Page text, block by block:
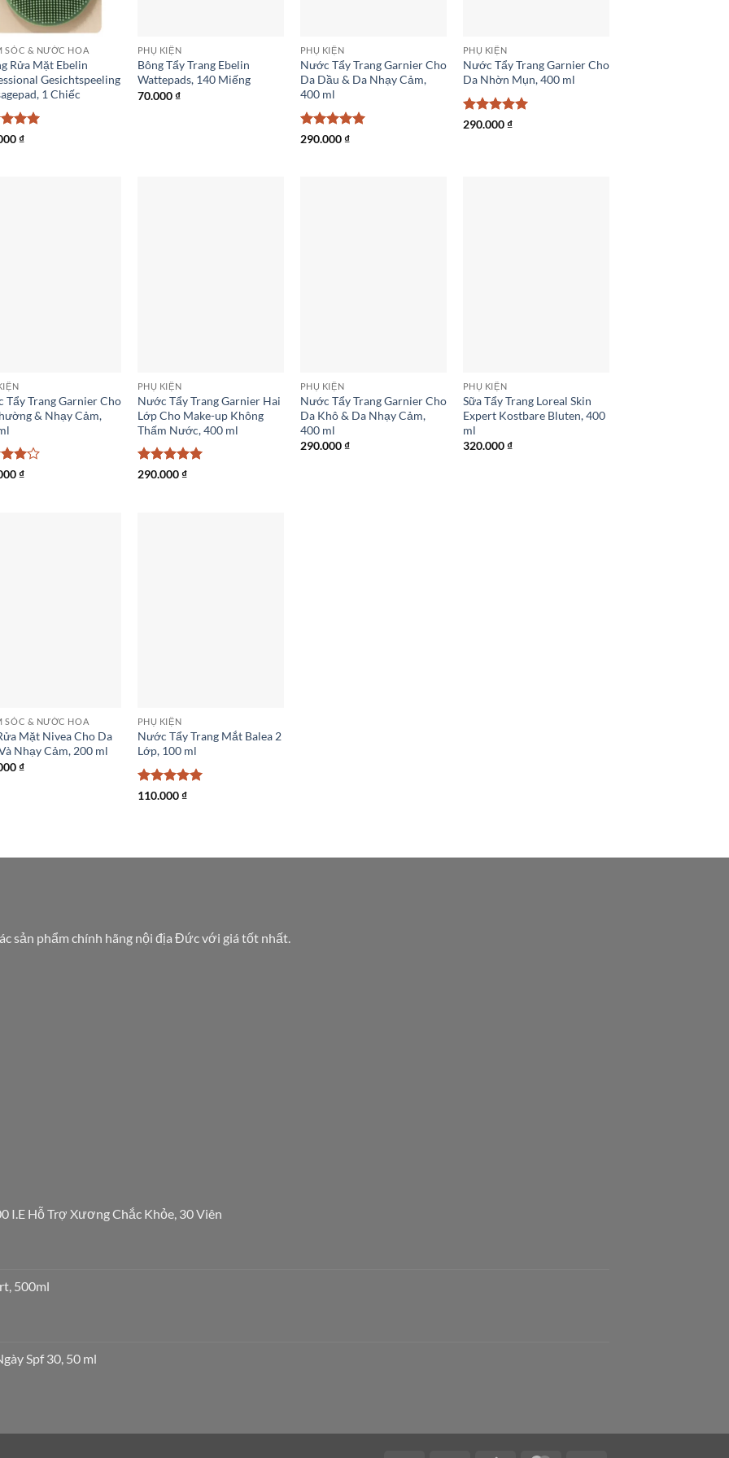
SÓC & NƯỚC HOA
Rửa Mặt Ebelin
Gesichtspeeling
1 Chiếc
xếp
₫
PHỤ KIỆN
Bông Tẩy Trang Ebelin
Wattepads, 140 Miếng
70.000₫
PHỤ KIỆN
Nước Tẩy Trang Garnier Cho
Da Dầu & Da Nhạy Cảm,
400 ml
Được xếp
290.000₫
PHỤ KIỆN
Nước Tẩy Trang Garnier Cho
Da Nhờn Mụn, 400 ml
Được xếp
290.000₫
Tẩy Trang Garnier Cho
& Nhạy Cảm,
₫
PHỤ KIỆN
Nước Tẩy Trang Garnier Hai
Lớp Cho Make-up Không
Thấm Nước, 400 ml
Được xếp
290.000₫
PHỤ KIỆN
Nước Tẩy Trang Garnier Cho
Da Khô & Da Nhạy Cảm,
400 ml
290.000₫
PHỤ KIỆN
Sữa Tẩy Trang Loreal Skin
Expert Kostbare Bluten, 400
ml
320.000₫
SÓC & NƯỚC HOA
Mặt Nivea Cho Da
Nhạy Cảm, 200 ml
₫
PHỤ KIỆN
Nước Tẩy Trang Mắt Balea 2
Lớp, 100 ml
Được xếp
110.000₫
sản phẩm chính hãng nội địa Đức với giá tốt nhất.
I.E Hỗ Trợ Xương Chắc Khỏe, 30 Viên
500ml
Spf 30, 50 ml